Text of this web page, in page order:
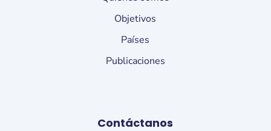
Objetivos
Países
Publicaciones
Contáctanos